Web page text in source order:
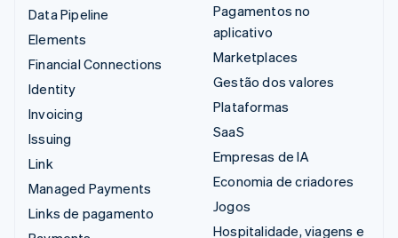
Data Pipeline
Elements
Financial Connections
Identity
Invoicing
Issuing
Link
Managed Payments
Links de pagamento
Pagamentos no
aplicativo
Marketplaces
Gestão dos valores
Plataformas
SaaS
Empresas de IA
Economia de criadores
Jogos
Hospitalidade, viagens e